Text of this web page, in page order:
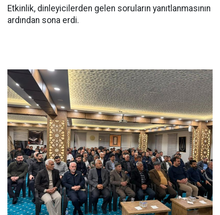
Etkinlik, dinleyicilerden gelen soruların yanıtlanmasının
ardından sona erdi.